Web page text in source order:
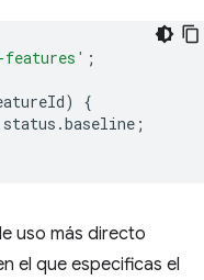
features' ;
)
{
status .baseline ;
uso más directo
el que especificas el